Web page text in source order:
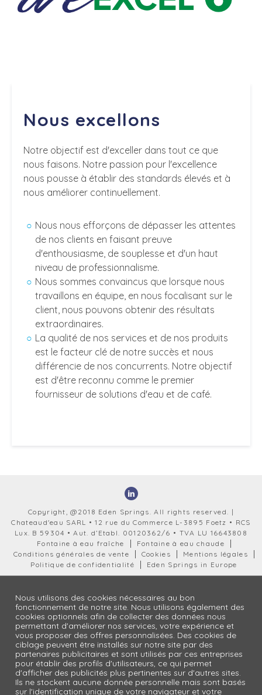
Nous excellons
Notre objectif est d'exceller dans tout ce que
nous faisons. Notre passion pour l'excellence
nous pousse à établir des standards élevés et à
nous améliorer continuellement.
Nous nous efforçons de dépasser les attentes
de nos clients en faisant preuve
d'enthousiasme, de souplesse et d'un haut
niveau de professionnalisme.
Nous sommes convaincus que lorsque nous
travaillons en équipe, en nous focalisant sur le
client, nous pouvons obtenir des résultats
extraordinaires.
La qualité de nos services et de nos produits
est le facteur clé de notre succès et nous
différencie de nos concurrents. Notre objectif
est d'être reconnu comme le premier
fournisseur de solutions d'eau et de café.
Copyright, @2018 Eden Springs. All rights reserved. |
Chateaud'eau SARL • 12 rue du Commerce L-3895 Foetz • RCS
Lux. B 59304 • Aut. d’Etabl. 00120362/6 • TVA LU 16643808
Fontaine à eau fraîche
Fontaine à eau chaude
Conditions générales de vente
Cookies
Mentions légales
Politique de confidentialité
Eden Springs in Europe
Nous utilisons des cookies nécessaires au bon
fonctionnement de notre site. Nous utilisons également des
cookies optionnels afin de collecter des données nous
permettant d'améliorer nos services, votre expérience et
vous proposer des offres personnalisées. Des cookies de
ciblage peuvent être installés sur notre site par des
partenaires publicitaires et sont utilisés par ces entreprises
pour établir des profils d'utilisateurs, ce qui permet
d'afficher des publicités plus pertinentes sur d'autres sites.
Ils ne stockent aucune donnée personnelle mais sont basés
sur l'identification unique de votre navigateur et votre